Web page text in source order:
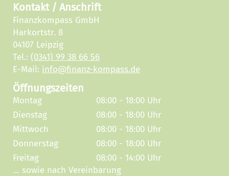
Kontakt / Anschrift
Finanzkompass GmbH
Harkortstr. 8
04107 Leipzig
Tel.: (0341) 99 38 66 56
E-Mail: info@finanz-kompass.de
Öffnungszeiten
Montag
08:00 - 18:00 Uhr
Dienstag
08:00 - 18:00 Uhr
Mittwoch
08:00 - 18:00 Uhr
Donnerstag
08:00 - 18:00 Uhr
Freitag
08:00 - 14:00 Uhr
… sowie nach Vereinbarung